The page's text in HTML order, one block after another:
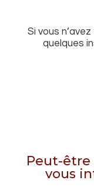
Si vous
quelques
Peut-
vous